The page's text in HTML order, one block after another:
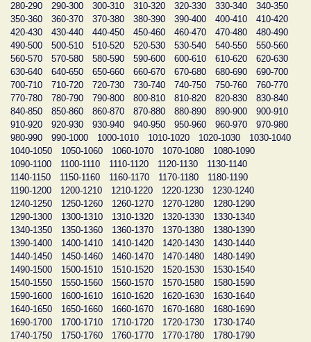
280-290
290-300 300-310 310-320 320-330 330-340
340-350
350-360
360-370 370-380 380-390 390-400 400-410
410-420
420-430
430-440 440-450 450-460 460-470 470-480
480-490
490-500
500-510 510-520 520-530 530-540 540-550
550-560
560-570
570-580 580-590 590-600 600-610 610-620
620-630
630-640
640-650 650-660 660-670 670-680 680-690
690-700
700-710
710-720 720-730 730-740 740-750 750-760
760-770
770-780
780-790 790-800 800-810 810-820 820-830
830-840
840-850
850-860 860-870 870-880 880-890 890-900
900-910
910-920
920-930 930-940 940-950 950-960 960-970
970-980
980-990
990-1000 1000-1010 1010-1020 1020-1030
1030-1040
1040-1050
1050-1060 1060-1070 1070-1080
1080-1090
1090-1100
1100-1110 1110-1120 1120-1130
1130-1140
1140-1150
1150-1160 1160-1170 1170-1180
1180-1190
1190-1200
1200-1210 1210-1220 1220-1230
1230-1240
1240-1250
1250-1260 1260-1270 1270-1280
1280-1290
1290-1300
1300-1310 1310-1320 1320-1330
1330-1340
1340-1350
1350-1360 1360-1370 1370-1380
1380-1390
1390-1400
1400-1410 1410-1420 1420-1430
1430-1440
1440-1450
1450-1460 1460-1470 1470-1480
1480-1490
1490-1500
1500-1510 1510-1520 1520-1530
1530-1540
1540-1550
1550-1560 1560-1570 1570-1580
1580-1590
1590-1600
1600-1610 1610-1620 1620-1630
1630-1640
1640-1650
1650-1660 1660-1670 1670-1680
1680-1690
1690-1700
1700-1710 1710-1720 1720-1730
1730-1740
1740-1750
1750-1760 1760-1770 1770-1780
1780-1790